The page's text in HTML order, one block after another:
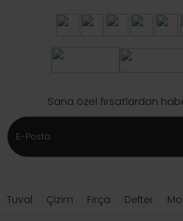
Sana özel fırsatlardan
Tuval Çizim Fırça Defter